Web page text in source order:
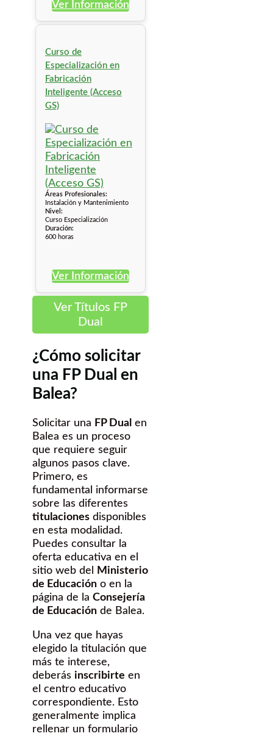
Ver Información
Curso de
Especialización en
Fabricación
Inteligente (Acceso
GS)
Áreas Profesionales:
Instalación y Mantenimiento
Nivel:
Curso Especialización
Duración:
600 horas
Ver Información
Ver Títulos FP
Dual
¿Cómo solicitar
una FP Dual en
Balea?
Solicitar una FP Dual en
Balea es un proceso
que requiere seguir
algunos pasos clave.
Primero, es
fundamental informarse
sobre las diferentes
titulaciones disponibles
en esta modalidad.
Puedes consultar la
oferta educativa en el
sitio web del
Ministerio
de Educación o en la
página de la Consejería
de Educación de Balea.
Una vez que hayas
elegido la titulación que
más te interese,
deberás inscribirte en
el centro educativo
correspondiente. Esto
generalmente implica
rellenar un formulario